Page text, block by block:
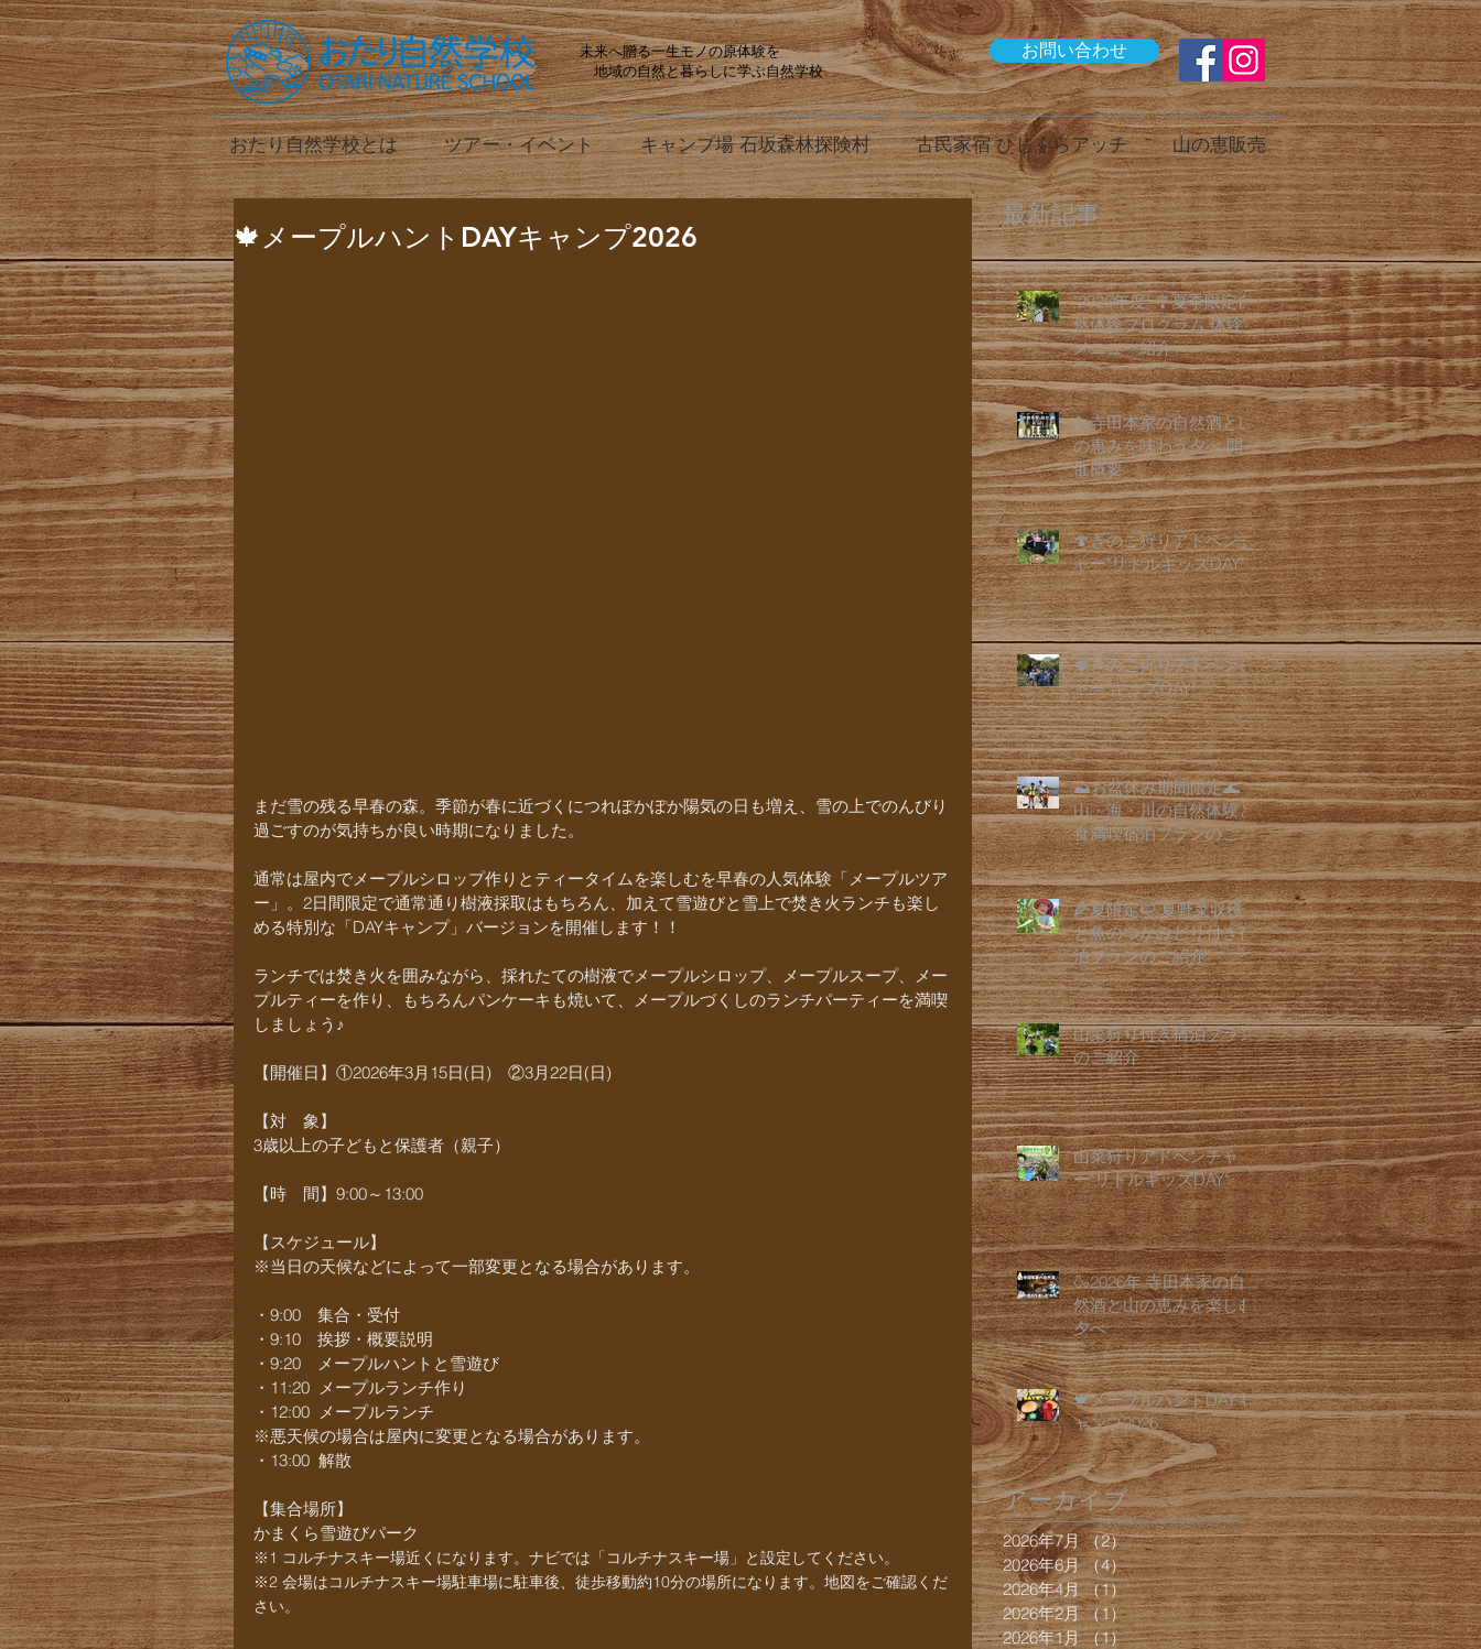
未来へ贈る一生モノの原体験を
地域の自然と暮らしに学ぶ自然学校
お問い合わせ
おたり自然学校とは ツアー・イベント キャンプ場 石坂森林探険村 古民家宿 ひじくらアッチ 山の恵販売
🍁メープルハントDAYキャンプ2026
まだ雪の残る早春の森。季節が春に近づくにつれぽかぽか陽気の日も増え、雪の上でのんびり
過ごすのが気持ちが良い時期になりました。
通常は屋内でメープルシロップ作りとティータイムを楽しむを早春の人気体験「メープルツア
ー」。2日間限定で通常通り樹液採取はもちろん、加えて雪遊びと雪上で焚き火ランチも楽し
める特別な「DAYキャンプ」バージョンを開催します！！
ランチでは焚き火を囲みながら、採れたての樹液でメープルシロップ、メープルスープ、メー
プルティーを作り、もちろんパンケーキも焼いて、メープルづくしのランチパーティーを満喫
しましょう♪
【開催日】①2026年3月15日(日)　②3月22日(日)
【対　象】
3歳以上の子どもと保護者（親子）
【時　間】9:00～13:00
【スケジュール】
※当日の天候などによって一部変更となる場合があります。
・9:00　集合・受付
・9:10　挨拶・概要説明
・9:20　メープルハントと雪遊び
・11:20  メープルランチ作り
・12:00  メープルランチ
※悪天候の場合は屋内に変更となる場合があります。
・13:00  解散
【集合場所】
かまくら雪遊びパーク
※1 コルチナスキー場近くになります。ナビでは「コルチナスキー場」と設定してください。
※2 会場はコルチナスキー場駐車場に駐車後、徒歩移動約10分の場所になります。地図をご確認くだ
さい。
最新記事
"2026年度" 🎐夏季限定自
然体験プログラム 体験
メニュー紹介
🍶寺田本家の自然酒と山
の恵みを味わう夕べ 開
催概要
🍄きのこ狩りアドベンチ
ャー"リトルキッズDAY"
🍄きのこ狩りアドベンチ
ャー"キッズDAY"
⛰️お盆休み期間限定🌊
山・海・川の自然体験と
食満喫宿泊プランのご紹
介
🌽夏限定🍉 夏野菜収穫
と魚のつかみどり付き宿
泊プランのご紹介
山菜狩り付き宿泊プラン
のご紹介
山菜狩りアドベンチャ
ー"リトルキッズDAY"
🍶2026年 寺田本家の自
然酒と山の恵みを楽しむ
夕べ
🍁メープルハントDAYキ
ャンプ2026
アーカイブ
2026年7月 （2）2件の記事
2026年6月 （4）4件の記事
2026年4月 （1）1件の記事
2026年2月 （1）1件の記事
2026年1月 （1）1件の記事